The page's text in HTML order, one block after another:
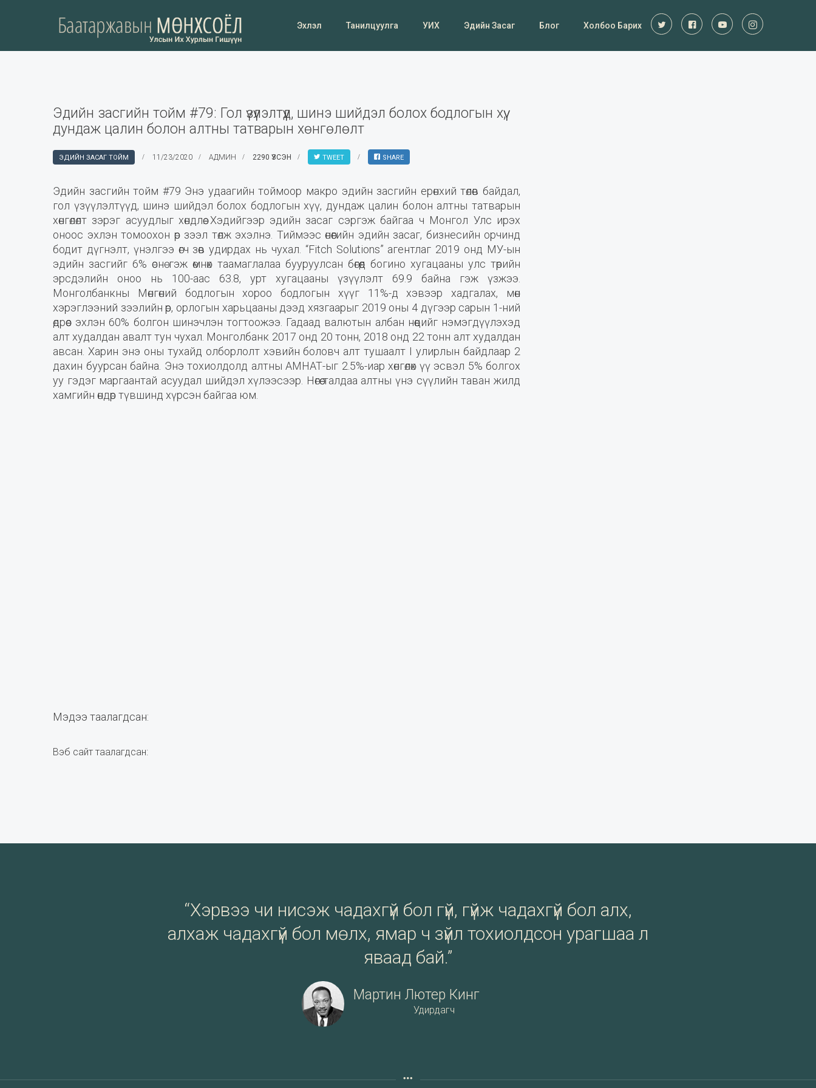
Эхлэл Танилцуулга УИХ Эдийн Засаг Блог Холбоо Барих
Эдийн засгийн тойм #79: Гол үзүүлэлтүүд, шинэ шийдэл болох бодлогын хүү,
дундаж цалин болон алтны татварын хөнгөлөлт
ЭДИЙН ЗАСАГ ТОЙМ 11/23/2020 АДМИН 2290 ҮЗСЭН TWEET SHARE
Эдийн засгийн тойм #79 Энэ удаагийн тоймоор макро эдийн засгийн ерөнхий төлөв байдал,
гол үзүүлэлтүүд, шинэ шийдэл болох бодлогын хүү, дундаж цалин болон алтны татварын
хөнгөлөлт зэрэг асуудлыг хөндлөө. Хэдийгээр эдийн засаг сэргэж байгаа ч Монгол Улс ирэх
оноос эхлэн томоохон өр зээл төлж эхэлнэ. Тиймээс өнөөгийн эдийн засаг, бизнесийн орчинд
бодит дүгнэлт, үнэлгээ өгч зөв удирдах нь чухал. “Fitch Solutions” агентлаг 2019 онд МУ-ын
эдийн засгийг 6% өснө гэж өмнөх таамаглалаа бууруулсан бөгөөд богино хугацааны улс төрийн
эрсдэлийн оноо нь 100-аас 63.8, урт хугацааны үзүүлэлт 69.9 байна гэж үзжээ.
Монголбанкны Мөнгөний бодлогын хороо бодлогын хүүг 11%-д хэвээр хадгалах, мөн
хэрэглээний зээлийн өр, орлогын харьцааны дээд хязгаарыг 2019 оны 4 дүгээр сарын 1-ний
өдрөөс эхлэн 60% болгон шинэчлэн тогтоожээ. Гадаад валютын албан нөөцийг нэмэгдүүлэхэд
алт худалдан авалт тун чухал. Монголбанк 2017 онд 20 тонн, 2018 онд 22 тонн алт худалдан
авсан. Харин энэ оны тухайд олборлолт хэвийн боловч алт тушаалт I улирлын байдлаар 2
дахин буурсан байна. Энэ тохиолдолд алтны АМНАТ-ыг 2.5%-иар хөнгөлөх үү эсвэл 5% болгох
уу гэдэг маргаантай асуудал шийдэл хүлээсээр. Нөгөө талдаа алтны үнэ сүүлийн таван жилд
хамгийн өндөр түвшинд хүрсэн байгаа юм.
Мэдээ таалагдсан:
Вэб сайт таалагдсан:
“Хэрвээ чи нисэж чадахгүй бол гүй, гүйж чадахгүй бол алх,
алхаж чадахгүй бол мөлх, ямар ч зүйл тохиолдсон урагшаа л
яваад бай.”
Мартин Лютер Кинг
Удирдагч